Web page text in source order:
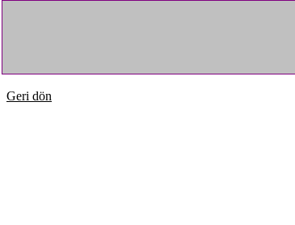
Geri dön